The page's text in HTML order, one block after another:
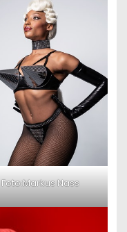
Foto:Markus Nass